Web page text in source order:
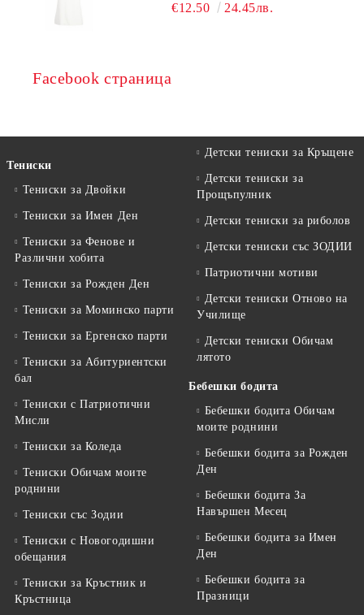
€12.50 24.45лв.
Facebook страница
Тениски
Тениски за Двойки
Тениски за Имен Ден
Тениски за Фенове и
Различни хобита
Тениски за Рожден Ден
Тениски за Mоминско парти
Тениски за Eргенско парти
Тениски за Aбитуриентски
бал
Тениски с Патриотични
Мисли
Тениски за Коледа
Тениски Обичам моите
роднини
Тениски със Зодии
Тениски с Новогодишни
обещания
Тениски за Кръстник и
Кръстница
Детски тениски за Кръщене
Детски тениски за
Прощъпулник
Детски тениски за риболов
Детски тениски със ЗОДИИ
Патриотични мотиви
Детски тениски Отново на
Училище
Детски тениски Обичам
лятото
Бебешки бодита
Бебешки бодита Обичам
моите роднини
Бебешки бодита за Рожден
Ден
Бебешки бодита За
Навършен Месец
Бебешки бодита за Имен
Ден
Бебешки бодита за
Празници